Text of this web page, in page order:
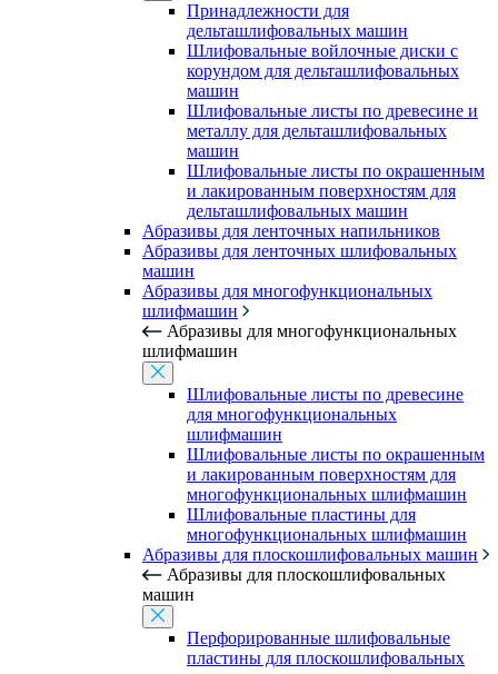
Принадлежности для
дельташлифовальных машин
Шлифовальные войлочные диски с
корундом для дельташлифовальных
машин
Шлифовальные листы по древесине и
металлу для дельташлифовальных
машин
Шлифовальные листы по окрашенным
и лакированным поверхностям для
дельташлифовальных машин
Абразивы для ленточных напильников
Абразивы для ленточных шлифовальных
машин
Абразивы для многофункциональных
шлифмашин
Абразивы для многофункциональных
шлифмашин
Шлифовальные листы по древесине
для многофункциональных
шлифмашин
Шлифовальные листы по окрашенным
и лакированным поверхностям для
многофункциональных шлифмашин
Шлифовальные пластины для
многофункциональных шлифмашин
Абразивы для плоскошлифовальных машин
Абразивы для плоскошлифовальных
машин
Перфорированные шлифовальные
пластины для плоскошлифовальных